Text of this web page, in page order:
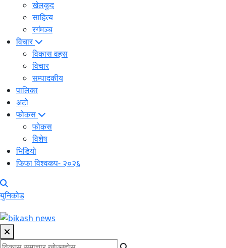
खेलकुद
साहित्य
रगंमञ्च
विचार
विकास वहस
विचार
सम्पादकीय
पालिका
अटो
फोकस
फोकस
विशेष
भिडियो
फिफा विश्वकप- २०२६
युनिकोड